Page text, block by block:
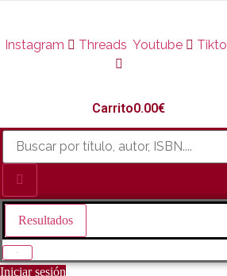
contenido
Instagram Threads Youtube
0.00€
Carrito
Search
Resultados
Iniciar sesión